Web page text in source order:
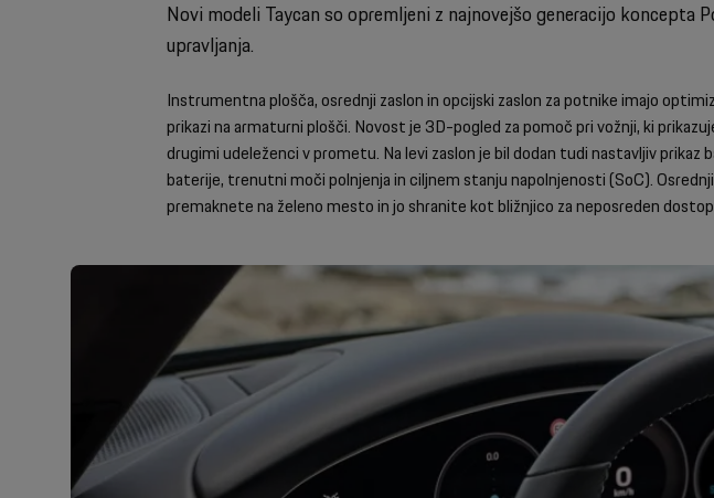
Novi modeli Taycan so opremljeni z najnovejšo generacijo koncepta
upravljanja.
Instrumentna plošča, osrednji zaslon in opcijski zaslon za potnike imajo
prikazi na armaturni plošči. Novost je 3D-pogled za pomoč pri vožnji, ki
drugimi udeleženci v prometu. Na levi zaslon je bil dodan tudi nastavljiv
baterije, trenutni moči polnjenja in ciljnem stanju napolnjenosti (SoC).
premaknete na želeno mesto in jo shranite kot bližnjico za neposreden